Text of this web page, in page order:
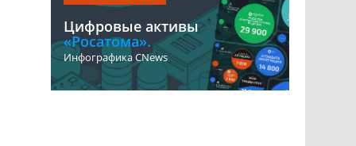
Цифровые активы
«Росатома».
Инфографика CNews